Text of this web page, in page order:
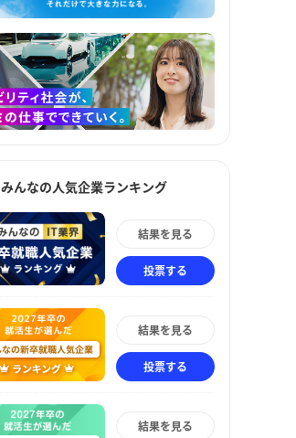
みんなの人気企業ランキング
結果を見る
投票する
結果を見る
投票する
結果を見る